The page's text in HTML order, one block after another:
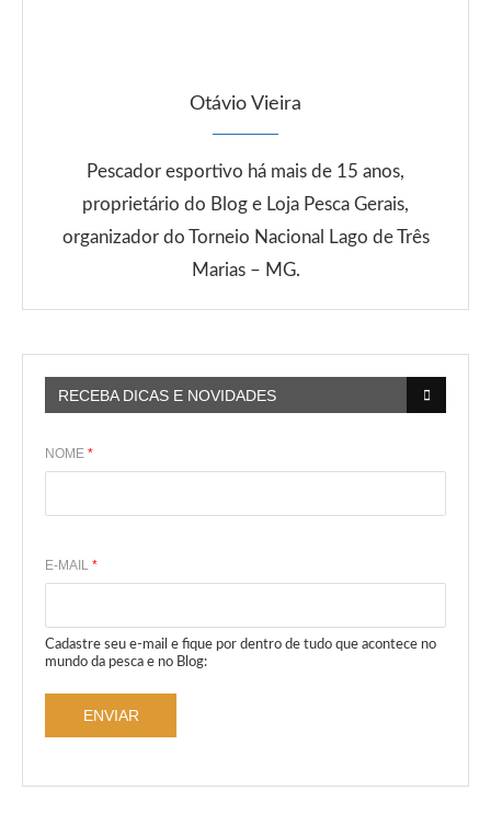
Otávio Vieira
Pescador esportivo há mais de 15 anos,
proprietário do Blog e Loja Pesca Gerais,
organizador do Torneio Nacional Lago de Três
Marias – MG.
RECEBA DICAS E NOVIDADES
NOME *
E-MAIL *
Cadastre seu e-mail e fique por dentro de tudo que acontece no
mundo da pesca e no Blog:
ENVIAR